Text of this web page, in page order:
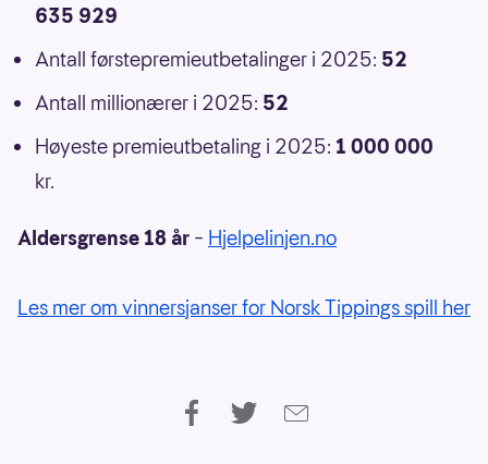
635 929
Antall førstepremieutbetalinger i 2025: 52
Antall millionærer i 2025: 52
Høyeste premieutbetaling i 2025: 1 000 000
kr.
Aldersgrense 18 år – Hjelpelinjen.no
Les mer om vinnersjanser for Norsk Tippings spill her